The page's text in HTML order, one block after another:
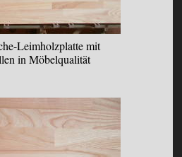
Leimholzplatte mit
in Möbelqualität